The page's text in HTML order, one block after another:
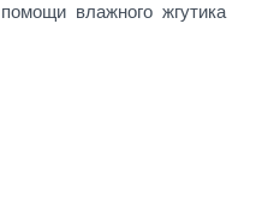
влажного жгутика